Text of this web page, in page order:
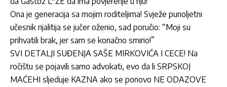
Ona je generacija sa mojim roditeljima! Svježe punoljetni
učesnik rijalitija se jučer oženio, sad poručio: “Moji su
prihvatili brak, jer sam se konačno smirio!”
SVI DETALJI SUĐENJA SAŠE MIRKOVIĆA I CECE! Na
ročištu se pojavili samo advokati, evo da li SRPSKOJ
MAĆEHI sljeduje KAZNA ako se ponovo NE ODAZOVE